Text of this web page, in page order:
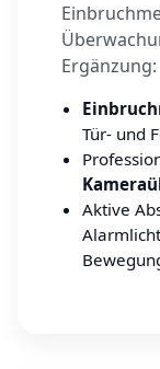
Ergänzung:
Tür- und
Aktive